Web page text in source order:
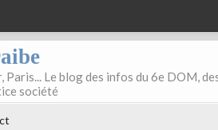
Paris... Le blog des infos du 6e DOM,
société